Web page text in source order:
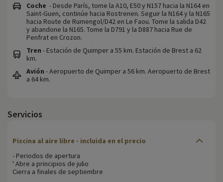
Coche - Desde París, tome la A10, E50 y N157 hacia la N164 en
Saint-Guen, continúe hacia Rostrenen. Seguir la N164 y la N165
hacia Route de Rumengol/D42 en Le Faou. Tome la salida D42
y abandone la N165. Tome la D791 y la D887 hacia Rue de
Penfrat en Crozon.
Tren - Estación de Quimper a 55 km. Estación de Brest a 62
km.
Avión - Aeropuerto de Quimper a 56 km. Aeropuerto de Brest
a 64 km.
Servicios
Piscina al aire libre - incluida en el precio
- Periodos de apertura
' Abre a principios de julio
Cierra a finales de septiembre